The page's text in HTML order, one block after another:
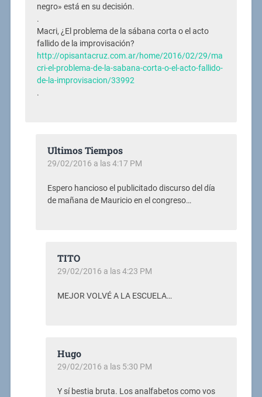
negro» está en su decisión.
.
Macri, ¿El problema de la sábana corta o el acto
fallido de la improvisación?
http://opisantacruz.com.ar/home/2016/02/29/ma
cri-el-problema-de-la-sabana-corta-o-el-acto-fallido-
de-la-improvisacion/33992
.
Ultimos Tiempos
29/02/2016 a las 4:17 PM
Espero hancioso el publicitado discurso del día
de mañana de Mauricio en el congreso…
TITO
29/02/2016 a las 4:23 PM
MEJOR VOLVÉ A LA ESCUELA…
Hugo
29/02/2016 a las 5:30 PM
Y sí bestia bruta. Los analfabetos como vos